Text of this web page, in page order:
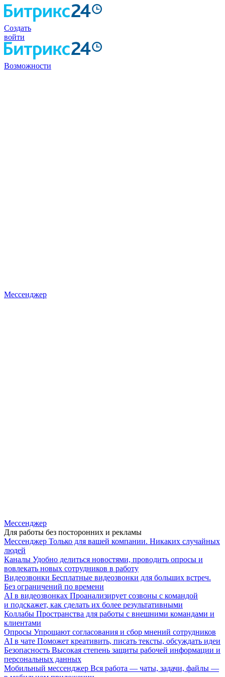
Создать
войти
Возможности
Мессенджер
Мессенджер
Для работы без посторонних и рекламы
Мессенджер Только для вашей компании. Никаких случайных
людей
Каналы Удобно делиться новостями, проводить опросы и
вовлекать новых сотрудников в работу
Видеозвонки Бесплатные видеозвонки для больших встреч.
Без ограничений по времени
AI в видеозвонках Проанализирует созвоны с командой
и подскажет, как сделать их более результативными
Коллабы Пространства для работы с внешними командами и
клиентами
Опросы Упрощают согласования и сбор мнений сотрудников
AI в чате Поможет креативить, писать тексты, обсуждать идеи
Безопасность Высокая степень защиты рабочей информации и
персональных данных
Мобильный мессенджер Вся работа — чаты, задачи, файлы —